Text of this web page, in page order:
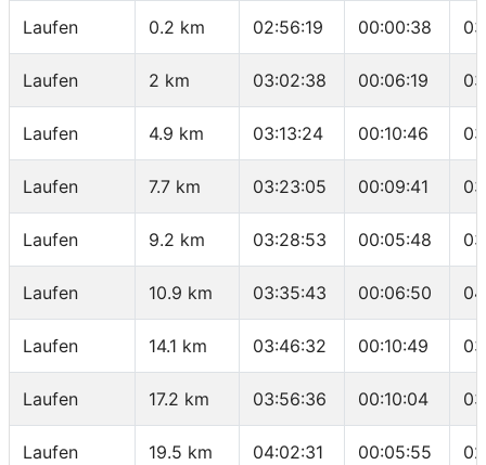
Laufen 0.2 km 02:56:19 00:00:38
Laufen 2 km 03:02:38 00:06:19
Laufen 4.9 km 03:13:24 00:10:46
Laufen 7.7 km 03:23:05 00:09:41
Laufen 9.2 km 03:28:53 00:05:48
Laufen 10.9 km 03:35:43 00:06:50
Laufen 14.1 km 03:46:32 00:10:49
Laufen 17.2 km 03:56:36 00:10:04
Laufen 19.5 km 04:02:31 00:05:55